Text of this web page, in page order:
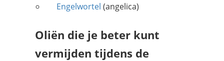
Engelwortel (angelica)
Oliën die je beter kunt
vermijden tijdens de